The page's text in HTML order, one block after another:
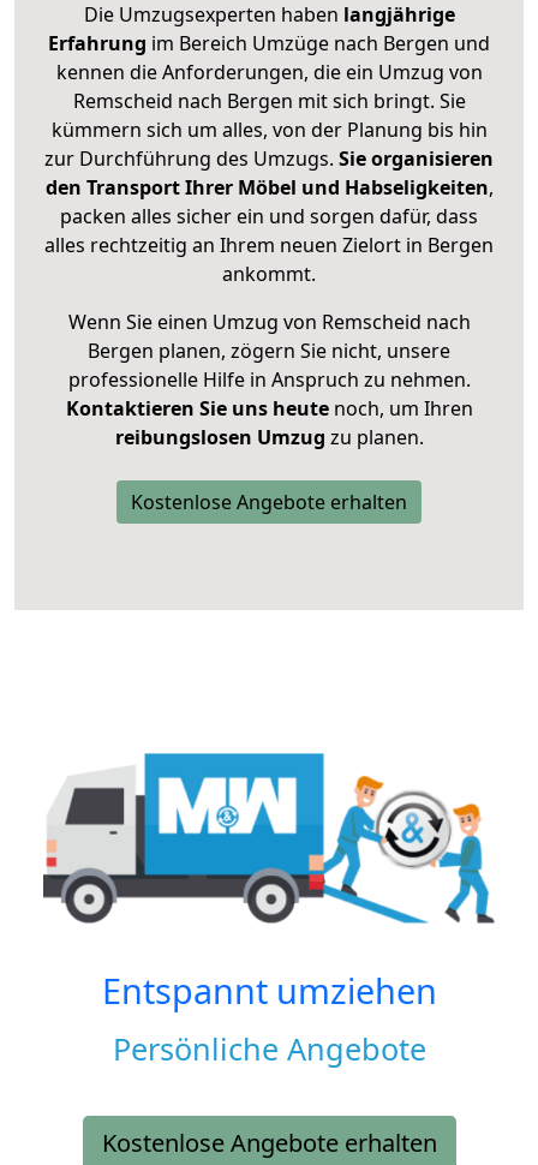
Die Umzugsexperten haben langjährige
Erfahrung im Bereich Umzüge nach Bergen und
kennen die Anforderungen, die ein Umzug von
Remscheid nach Bergen mit sich bringt. Sie
kümmern sich um alles, von der Planung bis hin
zur Durchführung des Umzugs. Sie organisieren
den Transport Ihrer Möbel und Habseligkeiten,
packen alles sicher ein und sorgen dafür, dass
alles rechtzeitig an Ihrem neuen Zielort in Bergen
ankommt.
Wenn Sie einen Umzug von Remscheid nach
Bergen planen, zögern Sie nicht, unsere
professionelle Hilfe in Anspruch zu nehmen.
Kontaktieren Sie uns heutenoch, um Ihren
reibungslosen Umzug zu planen.
Kostenlose Angebote erhalten
Entspannt umziehen
Persönliche Angebote
Kostenlose Angebote erhalten